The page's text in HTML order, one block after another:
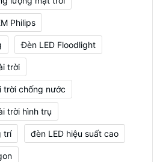
Philips
Đèn LED Floodlight
trời
trời chống nước
trời hình trụ
trí đèn LED hiệu suất cao